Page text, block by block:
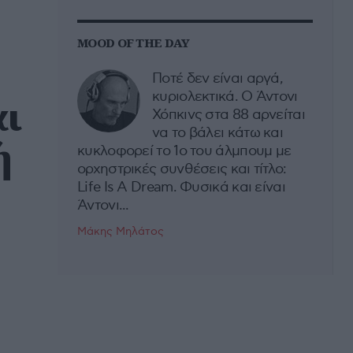
MOOD OF THE DAY
Ποτέ δεν είναι αργά,
κυριολεκτικά. Ο Άντονι
Χόπκινς στα 88 αρνείται
να το βάλει κάτω και
κυκλοφορεί το 1ο του άλμπουμ με
ορχηστρικές συνθέσεις και τίτλο:
Life Is A Dream. Φυσικά και είναι
Άντονι...
Μάκης Μηλάτος